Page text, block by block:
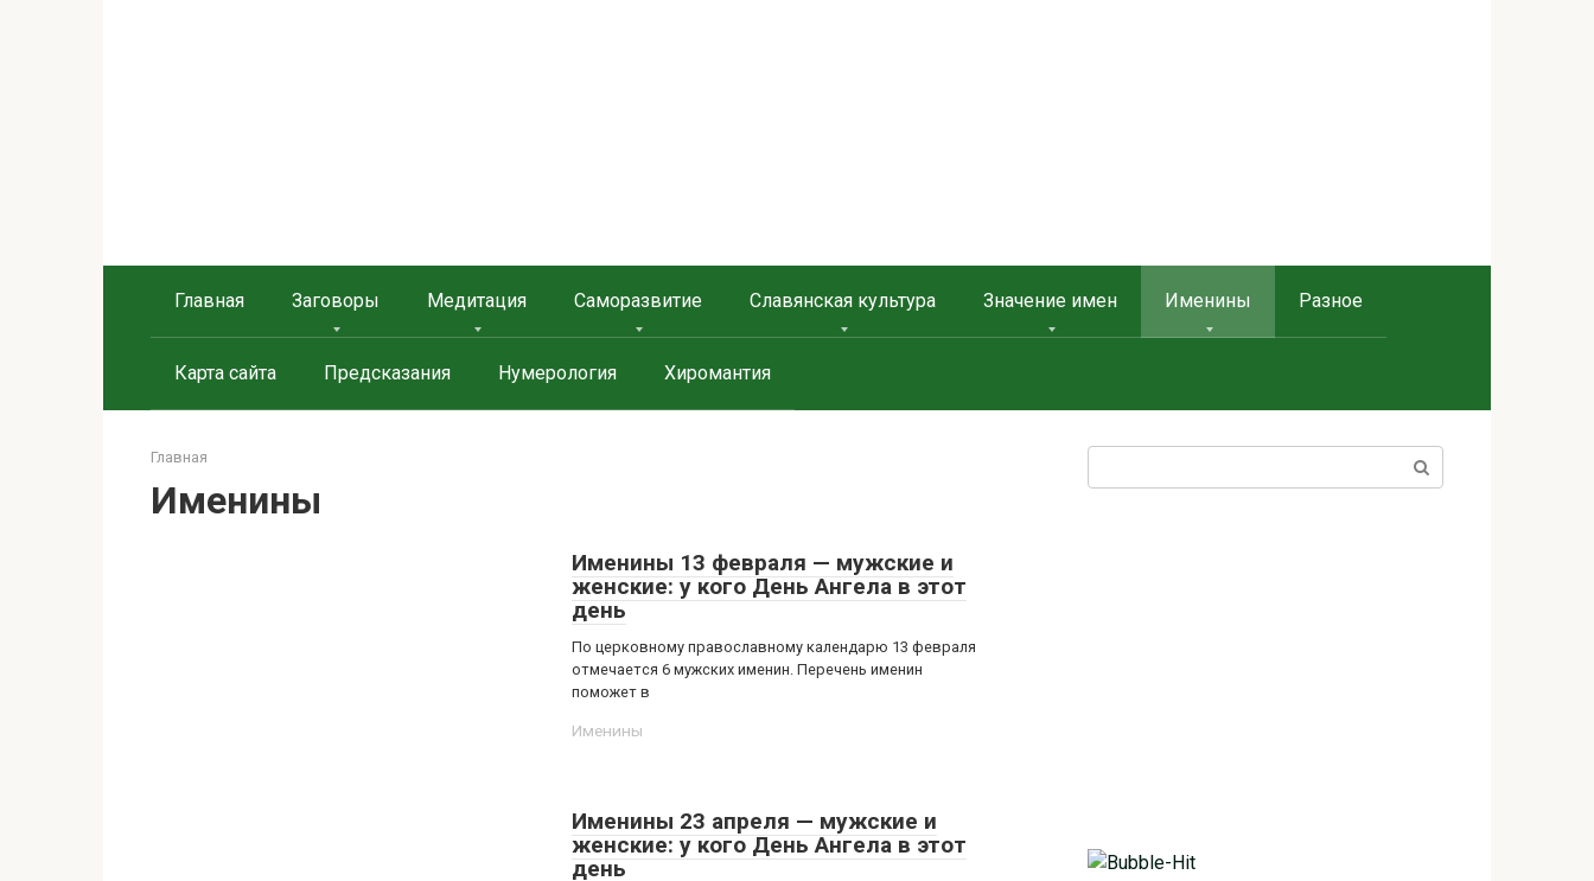
Главная Заговоры Медитация Саморазвитие Славянская культура Значение имен Именины Разное
Карта сайта Предсказания Нумерология Хиромантия
Главная
Именины
Именины 13 февраля — мужские и
женские: у кого День Ангела в этот
день
По церковному православному календарю 13 февраля
отмечается 6 мужских именин. Перечень именин
поможет в
Именины
Именины 23 апреля — мужские и
женские: у кого День Ангела в этот
день